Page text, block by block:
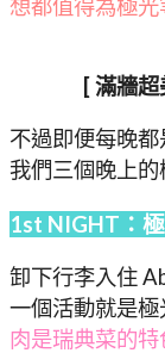
想都值得為極光
[ 滿牆
不過即便每晚
我們三個晚上
1st NIGHT：
卸下行李入住
一個活動就是
肉是瑞典菜的